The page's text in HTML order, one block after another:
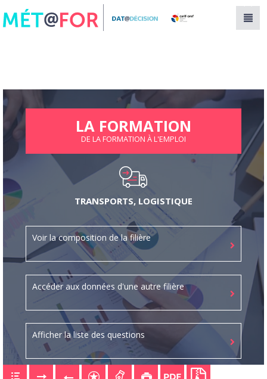
Panneau de gestion des cookies
LA FORMATION
DE LA FORMATION À L'EMPLOI
TRANSPORTS, LOGISTIQUE
Voir la composition de la filière
Accéder aux données d'une autre filière
Afficher la liste des questions